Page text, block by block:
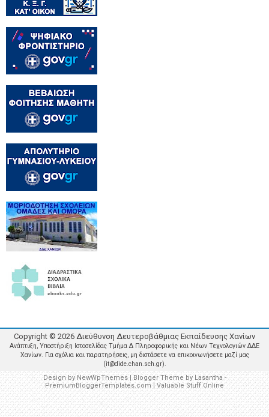
Copyright © 2026 Διεύθυνση Δευτεροβάθμιας Εκπαίδευσης Χανίων
Ανάπτυξη, Υποστήριξη Ιστοσελίδας Τμήμα Δ Πληροφορικής και Νέων Τεχνολογιών ΔΔΕ
Χανίων. Για σχόλια και παρατηρήσεις, μη διστάσετε να επικοινωνήσετε μαζί μας
(it@dide.chan.sch.gr).
Design byNewWpThemes| Blogger Theme by Lasantha -
PremiumBloggerTemplates.com|Valuable Stuff Online